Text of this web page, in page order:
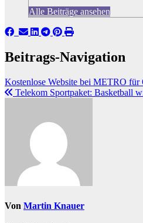
Alle Beiträge ansehen
Beitrags-Navigation
Kostenlose Website bei METRO für
Telekom Sportpaket: Basketball
Von Martin Knauer